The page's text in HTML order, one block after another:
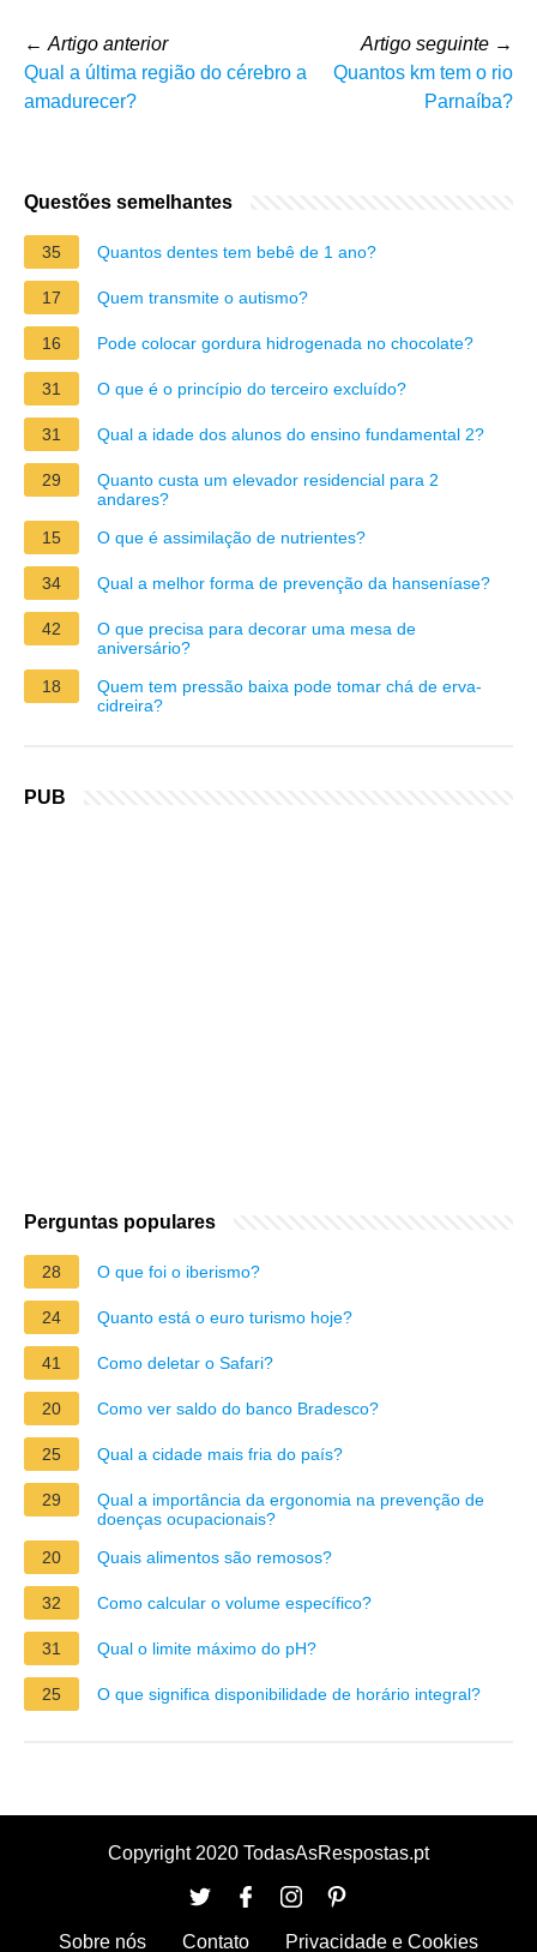
← Artigo anterior
Qual a última região do cérebro a
amadurecer?
Artigo seguinte →
Quantos km tem o rio
Parnaíba?
Questões semelhantes
35 Quantos dentes tem bebê de 1 ano?
17 Quem transmite o autismo?
16 Pode colocar gordura hidrogenada no chocolate?
31 O que é o princípio do terceiro excluído?
31 Qual a idade dos alunos do ensino fundamental 2?
29
Quanto custa um elevador residencial para 2
andares?
15
O que é assimilação de nutrientes?
34 Qual a melhor forma de prevenção da hanseníase?
42
O que precisa para decorar uma mesa de
aniversário?
18
Quem tem pressão baixa pode tomar chá de erva-
cidreira?
PUB
Perguntas populares
28 O que foi o iberismo?
24 Quanto está o euro turismo hoje?
41 Como deletar o Safari?
20 Como ver saldo do banco Bradesco?
25 Qual a cidade mais fria do país?
29
Qual a importância da ergonomia na prevenção de
doenças ocupacionais?
20
Quais alimentos são remosos?
32 Como calcular o volume específico?
31 Qual o limite máximo do pH?
25 O que significa disponibilidade de horário integral?
Copyright 2020 TodasAsRespostas.pt
Sobre nós Contato Privacidade e Cookies